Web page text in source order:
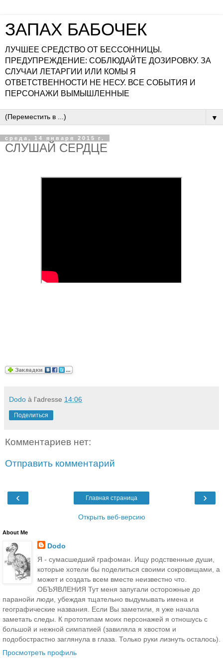
ЗАПАХ БАБОЧЕК
ЛУЧШЕЕ СРЕДСТВО ОТ БЕССОННИЦЫ.
ПРЕДУПРЕЖДЕНИЕ: СОБЛЮДАЙТЕ ДОЗИРОВКУ. ЗА
СЛУЧАИ ЛЕТАРГИИ ИЛИ КОМЫ Я
ОТВЕТСТВЕННОСТИ НЕ НЕСУ. ВСЕ СОБЫТИЯ И
ПЕРСОНАЖИ ВЫМЫШЛЕННЫЕ
▼
среда, 14 января 2015 г.
СЛУШАЙ СЕРДЦЕ
Dodo à l'adresse 14:06
Поделиться
Комментариев нет:
Отправить комментарий
‹ ›
Главная страница
Открыть веб-версию
About Me
Dodo
Я - сумасшедший графоман. Ищу родственные души,
которые хотели бы поделиться своими сокровищами, а
может и создать всем вместе неизвестно что.
ОБЪЯВЛЕНИЯ Тут меня запугали осторожные до
паранойи люди, убеждая тщательно выдумывать имена и
географические названия. Если Вы заметили, я уже начала
заметать следы. К прототипам моих персонажей я отношусь с
большой и нежной симпатией (завиляла я хвостом и
подобострастно заглянула в глаза. Только руки лизнуть осталось).
Просмотреть профиль